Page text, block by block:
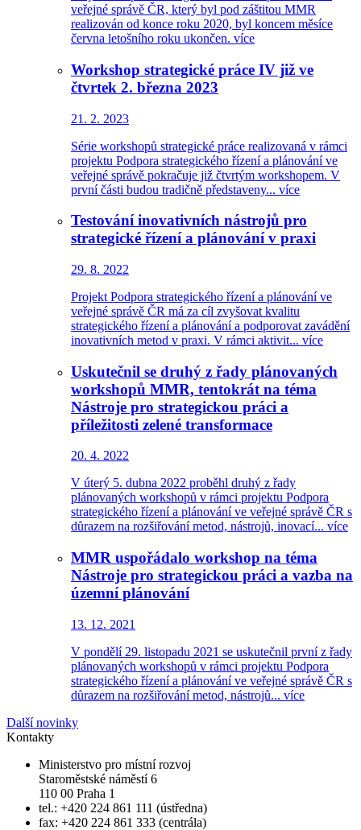
veřejné správě ČR, který byl pod záštitou MMR
realizován od konce roku 2020, byl koncem měsíce
června letošního roku ukončen. více
Workshop strategické práce IV již ve
čtvrtek 2. března 2023
21. 2. 2023
Série workshopů strategické práce realizovaná v rámci
projektu Podpora strategického řízení a plánování ve
veřejné správě pokračuje již čtvrtým workshopem. V
první části budou tradičně představeny... více
Testování inovativních nástrojů pro
strategické řízení a plánování v praxi
29. 8. 2022
Projekt Podpora strategického řízení a plánování ve
veřejné správě ČR má za cíl zvyšovat kvalitu
strategického řízení a plánování a podporovat zavádění
inovativních metod v praxi. V rámci aktivit... více
Uskutečnil se druhý z řady plánovaných
workshopů MMR, tentokrát na téma
Nástroje pro strategickou práci a
příležitosti zelené transformace
20. 4. 2022
V úterý 5. dubna 2022 proběhl druhý z řady
plánovaných workshopů v rámci projektu Podpora
strategického řízení a plánování ve veřejné správě ČR s
důrazem na rozšiřování metod, nástrojů, inovací... více
MMR uspořádalo workshop na téma
Nástroje pro strategickou práci a vazba na
územní plánování
13. 12. 2021
V pondělí 29. listopadu 2021 se uskutečnil první z řady
plánovaných workshopů v rámci projektu Podpora
strategického řízení a plánování ve veřejné správě ČR s
důrazem na rozšiřování metod, nástrojů... více
Další novinky
Kontakty
Ministerstvo pro místní rozvoj
Staroměstské náměstí 6
110 00 Praha 1
tel.: +420 224 861 111 (ústředna)
fax: +420 224 861 333 (centrála)